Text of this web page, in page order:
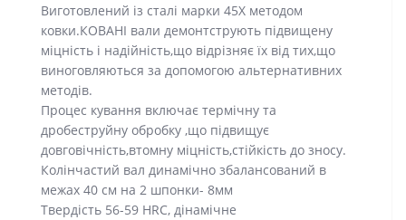
Виготовлений із сталі марки 45Х методом
ковки.КОВАНІ вали демонтструють підвищену
міцність і надійність,що відрізняє їх від тих,що
виноговляються за допомогою альтернативних
методів.
Процес кування включає термічну та
дробеструйну обробку ,що підвищує
довговічність,втомну міцність,стійкість до зносу.
Колінчастий вал динамічно збалансований в
межах 40 см на 2 шпонки- 8мм
Твердість 56-59 HRC, дінамічне